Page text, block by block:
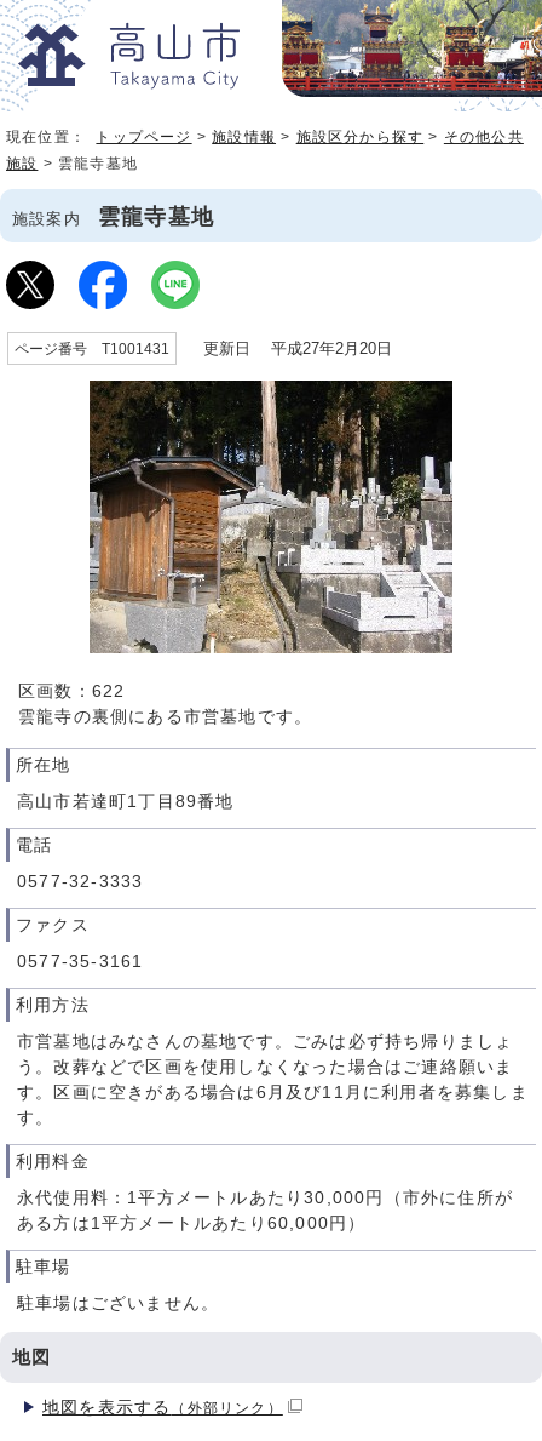
現在位置： トップページ >施設情報 > 施設区分から探す > その他公共
施設 > 雲龍寺墓地
施設案内 雲龍寺墓地
ページ番号 T1001431 更新日 平成27年2月20日
区画数：622
雲龍寺の裏側にある市営墓地です。
所在地
高山市若達町1丁目89番地
電話
0577-32-3333
ファクス
0577-35-3161
利用方法
市営墓地はみなさんの墓地です。ごみは必ず持ち帰りましょ
う。改葬などで区画を使用しなくなった場合はご連絡願いま
す。区画に空きがある場合は6月及び11月に利用者を募集しま
す。
利用料金
永代使用料：1平方メートルあたり30,000円（市外に住所が
ある方は1平方メートルあたり60,000円）
駐車場
駐車場はございません。
地図
地図を表示する （外部リンク）